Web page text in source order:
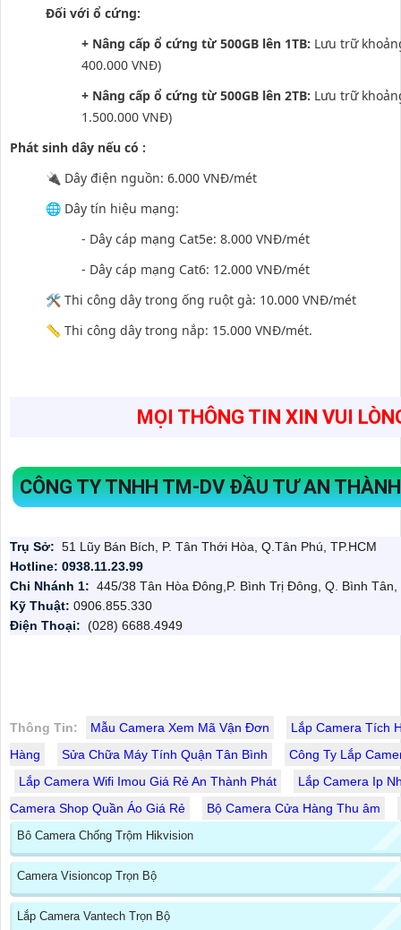
Đối với ổ cứng:
+ Nâng cấp ổ cứng từ 500GB lên 1TB: Lưu trữ
400.000 VNĐ)
+ Nâng cấp ổ cứng từ 500GB lên 2TB: Lưu trữ
1.500.000 VNĐ)
Phát sinh dây nếu có :
🔌 Dây điện nguồn: 6.000 VNĐ/mét
🌐 Dây tín hiệu mạng:
- Dây cáp mạng Cat5e: 8.000 VNĐ/mét
- Dây cáp mạng Cat6: 12.000 VNĐ/mét
🛠️ Thi công dây trong ống ruột gà: 10.000 VNĐ/mét
📏 Thi công dây trong nắp: 15.000 VNĐ/mét.
MỌI THÔNG TIN XIN VUI
CÔNG TY TNHH TM-DV ĐẦU TƯ AN
Trụ Sở: 51 Lũy Bán Bích, P. Tân Thới Hòa, Q.Tân Phú, TP.HCM
Hotline: 0938.11.23.99
Chi Nhánh 1: 445/38 Tân Hòa Đông,P. Bình Trị Đông, Q. Bình Tân,
Kỹ Thuật: 0906.855.330
Điện Thoại: (028) 6688.4949
Thông Tin: Mẫu Camera Xem Mã Vận Đơn
Lắp Camera Tích
Hàng
Sửa Chữa Máy Tính Quận Tân Bình
Công Ty Lắp
Lắp Camera Wifi Imou Giá Rẻ An Thành Phát
Lắp Camera Ip
Camera Shop Quần Áo Giá Rẻ
Bộ Camera Cửa Hàng Thu âm
Bô Camera Chống Trộm Hikvision
Camera Visioncop Trọn Bộ
Lắp Camera Vantech Trọn Bộ